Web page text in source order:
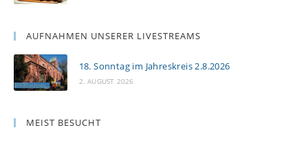
AUFNAHMEN UNSERER LIVESTREAMS
18. Sonntag im Jahreskreis 2.8.2026
2. AUGUST 2026
MEIST BESUCHT